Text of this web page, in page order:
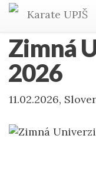
Karate UPJŠ
Zimná
2026
11.02.2026,